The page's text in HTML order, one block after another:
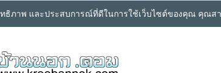
ธิภาพ และประสบการณ์ที่ดีในการใช้เว็บไซต์ของคุณ คุณสา